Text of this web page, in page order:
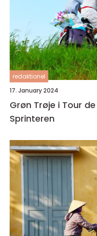
redaktionel
17. January 2024
Grøn Trøje i Tour
Sprinteren